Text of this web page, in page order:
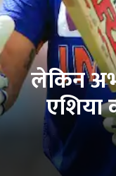
लेकिन
एशिया